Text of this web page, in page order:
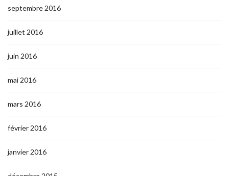
septembre 2016
juillet 2016
juin 2016
mai 2016
mars 2016
février 2016
janvier 2016